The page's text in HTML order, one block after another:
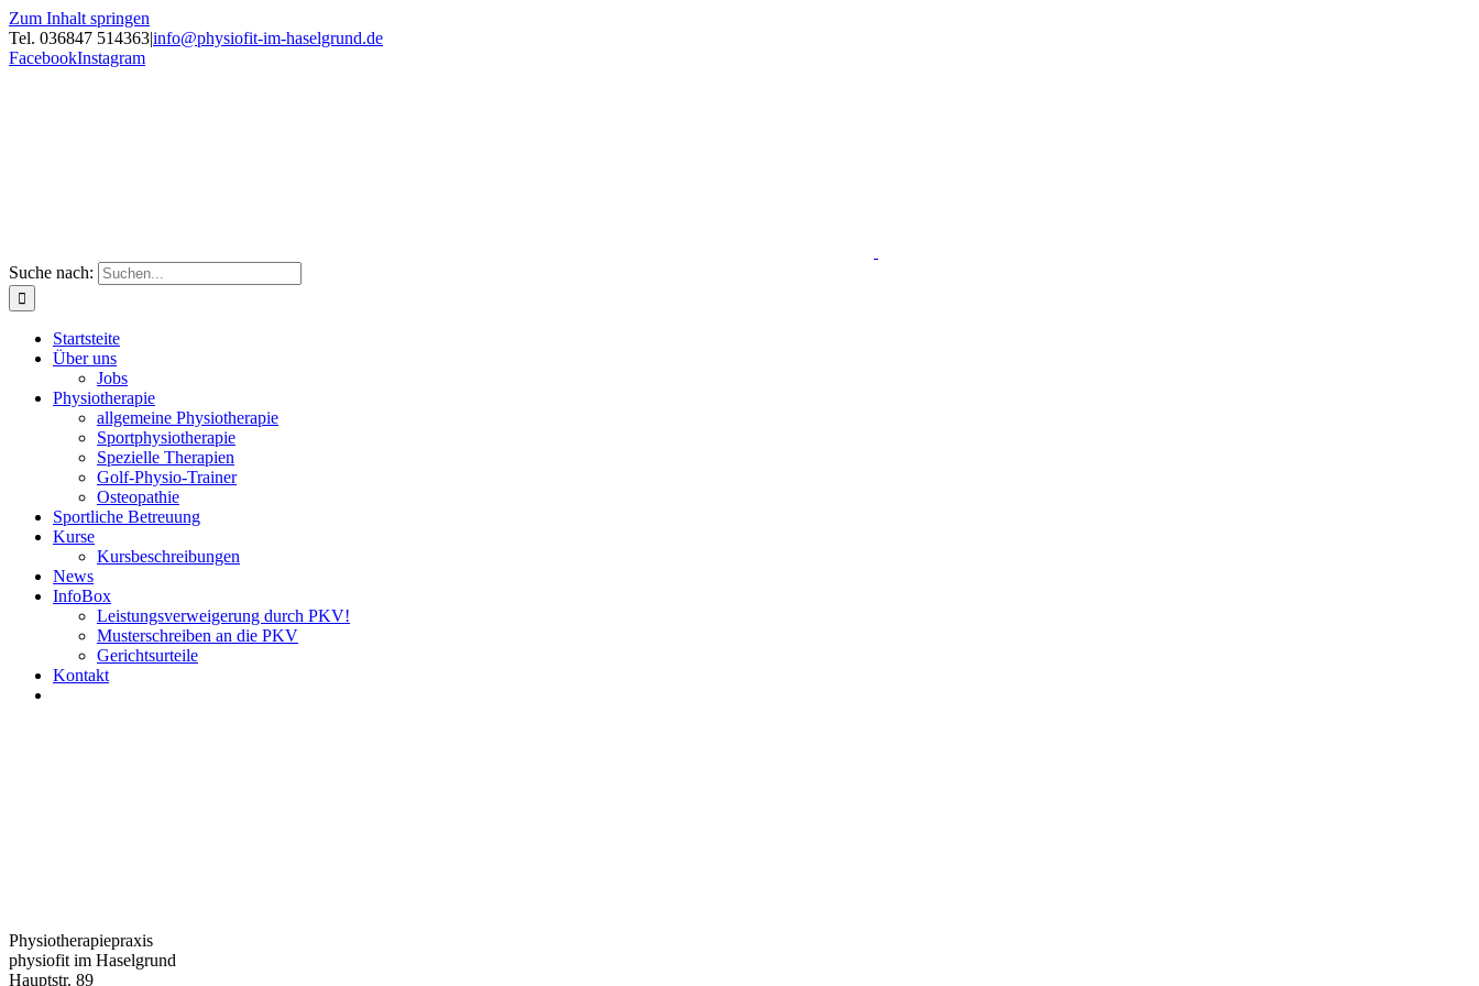
Zum Inhalt springen
Tel. 036847 514363|info@physiofit-im-haselgrund.de
FacebookInstagram
Suche nach:
Startsteite
Über uns
Jobs
Physiotherapie
allgemeine Physiotherapie
Sportphysiotherapie
Spezielle Therapien
Golf-Physio-Trainer
Osteopathie
Sportliche Betreuung
Kurse
Kursbeschreibungen
News
InfoBox
Leistungsverweigerung durch PKV!
Musterschreiben an die PKV
Gerichtsurteile
Kontakt
Physiotherapiepraxis
physiofit im Haselgrund
Hauptstr. 89